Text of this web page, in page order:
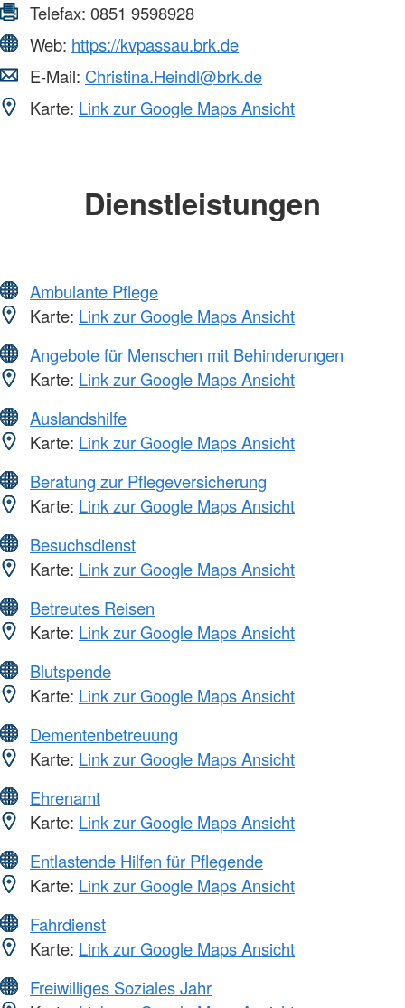
Telefax: 0851 9598928
Web: https://kvpassau.brk.de
E-Mail: Christina.Heindl@brk.de
Karte: Link zur Google Maps Ansicht
Dienstleistungen
Ambulante Pflege
Karte: Link zur Google Maps Ansicht
Angebote für Menschen mit Behinderungen
Karte: Link zur Google Maps Ansicht
Auslandshilfe
Karte: Link zur Google Maps Ansicht
Beratung zur Pflegeversicherung
Karte: Link zur Google Maps Ansicht
Besuchsdienst
Karte: Link zur Google Maps Ansicht
Betreutes Reisen
Karte: Link zur Google Maps Ansicht
Blutspende
Karte: Link zur Google Maps Ansicht
Dementenbetreuung
Karte: Link zur Google Maps Ansicht
Ehrenamt
Karte: Link zur Google Maps Ansicht
Entlastende Hilfen für Pflegende
Karte: Link zur Google Maps Ansicht
Fahrdienst
Karte: Link zur Google Maps Ansicht
Freiwilliges Soziales Jahr